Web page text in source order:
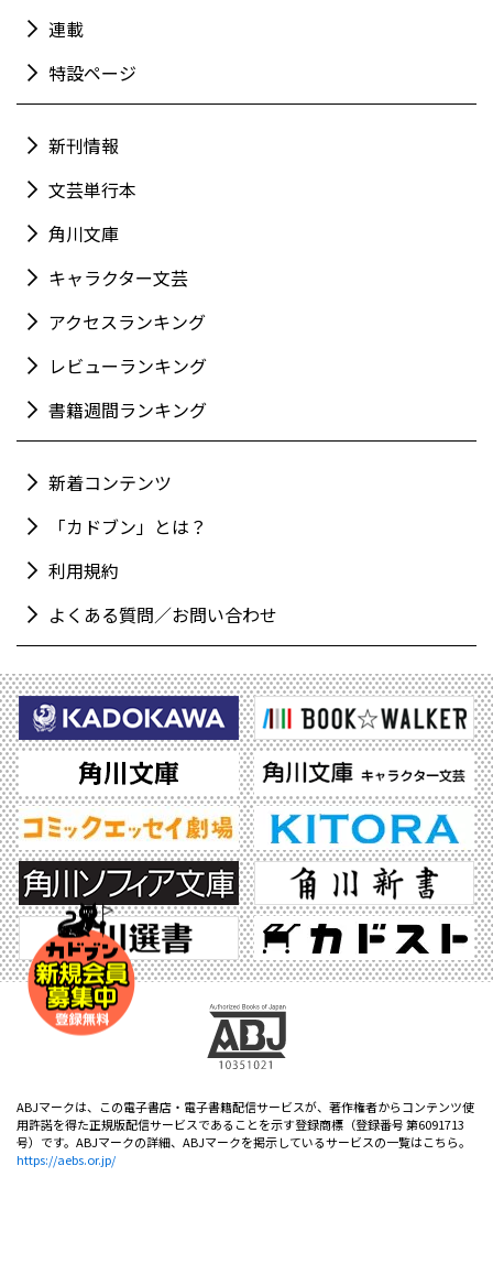
連載
特設ページ
新刊情報
文芸単行本
角川文庫
キャラクター文芸
アクセスランキング
レビューランキング
書籍週間ランキング
新着コンテンツ
「カドブン」とは？
利用規約
よくある質問／お問い合わせ
ABJマークは、この電子書店・電子書籍配信サービスが、著作権者からコンテンツ使
用許諾を得た正規版配信サービスであることを示す登録商標（登録番号 第6091713
号）です。ABJマークの詳細、ABJマークを掲示しているサービスの一覧はこちら。
https://aebs.or.jp/